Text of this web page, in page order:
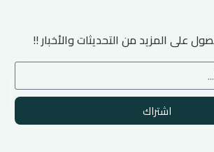
على المزيد من التحديثات والأخبار !!
اشتراك